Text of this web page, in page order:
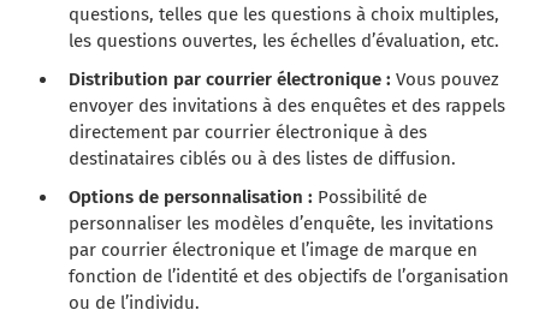
questions, telles que les questions à choix multiples,
les questions ouvertes, les échelles d’évaluation, etc.
Distribution par courrier électronique : Vous pouvez
envoyer des invitations à des enquêtes et des rappels
directement par courrier électronique à des
destinataires ciblés ou à des listes de diffusion.
Options de personnalisation : Possibilité de
personnaliser les modèles d’enquête, les invitations
par courrier électronique et l’image de marque en
fonction de l’identité et des objectifs de l’organisation
ou de l’individu.